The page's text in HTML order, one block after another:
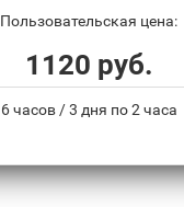
Пользовательская цена:
1120 руб.
6 часов / 3 дня по 2 часа